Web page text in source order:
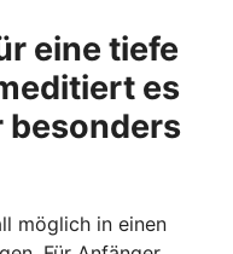
eine tiefe
es
besonders
möglich in einen